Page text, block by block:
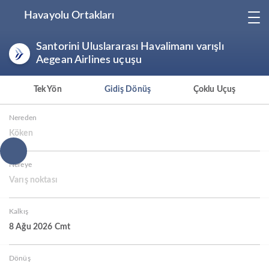
Havayolu Ortakları
Santorini Uluslararası Havalimanı varışlı
Aegean Airlines uçuşu
Tek Yön Gidiş Dönüş Çoklu Uçuş
Nereden
Köken
Nereye
Varış noktası
Kalkış
8 Ağu 2026 Cmt
Dönüş